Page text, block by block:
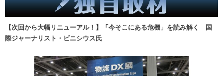
【次回から大幅リニューアル！】「今そこにある危機」を読み解く 国
際ジャーナリスト・ビニシウス氏